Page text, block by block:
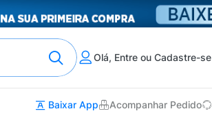
Olá, Entre ou Cadastre-se
Baixar App Acompanhar Pedido